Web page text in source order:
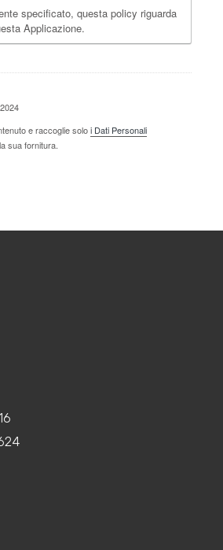
specificato, questa policy riguarda
Applicazione.
e raccoglie soloi Dati Personali
sua fornitura.